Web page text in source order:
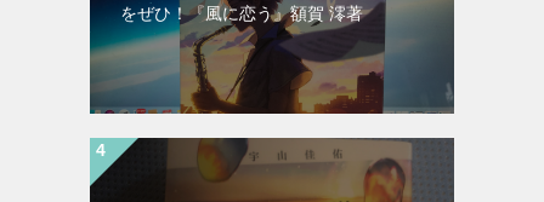
をぜひ！『風に恋う』額賀 澪著